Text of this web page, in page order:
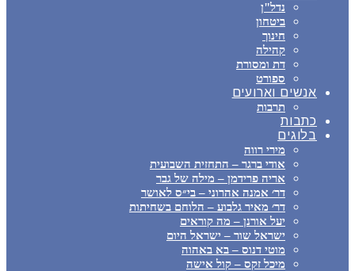
נדל"ן
ביטחון
חינוך
קהילה
דת ומסורת
ספורט
אנשים וארועים
תרבות
כתבות
בלוגים
מירי רווה
אודי ברגר – התחזית השבועית
אריה פרידמן – מילה של גבר
דר׳ אמנה אהרוני – בי״ס לאושר
דר׳ מאיר גלבוע – הלוחם בשחיתות
יעל אורנן – מה קוראים
ישראל שור – ישראל היום
מוטי דנוס – בא באהוה
מיכל זקס – קול אישה